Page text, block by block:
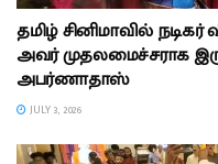
தமிழ் சினிமாவில்
அவர் முதலமைச்சராக
அபர்ணாதாஸ்
JULY 3, 2026